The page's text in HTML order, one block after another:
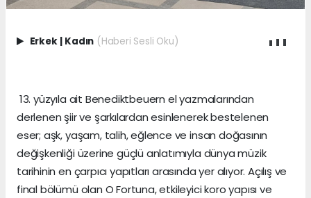
Erkek | Kadın (Haberi Sesli Oku)
13. yüzyıla ait Benediktbeuern el yazmalarından
derlenen şiir ve şarkılardan esinlenerek bestelenen
eser; aşk, yaşam, talih, eğlence ve insan doğasının
değişkenliği üzerine güçlü anlatımıyla dünya müzik
tarihinin en çarpıcı yapıtları arasında yer alıyor. Açılış ve
final bölümü olan O Fortuna, etkileyici koro yapısı ve